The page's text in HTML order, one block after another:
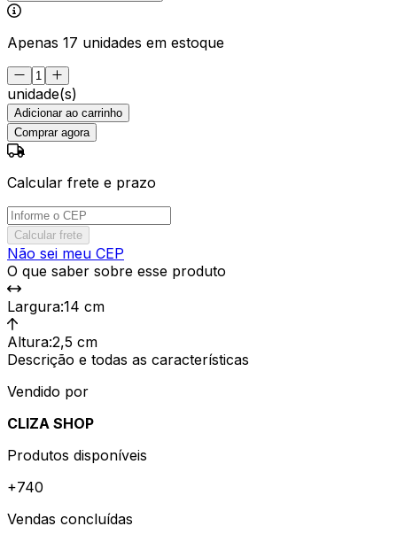
Apenas 17 unidades em estoque
unidade(s)
Adicionar ao carrinho
Comprar agora
Calcular frete e prazo
Calcular frete
Não sei meu CEP
O que saber sobre esse produto
Largura:14 cm
Altura:2,5 cm
Descrição e todas as características
Vendido por
CLIZA SHOP
Produtos disponíveis
+740
Vendas concluídas